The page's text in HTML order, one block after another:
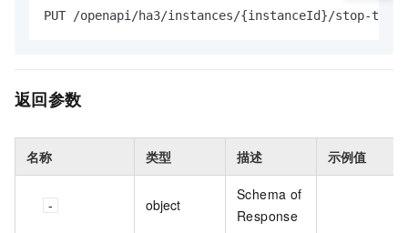
PUT /openapi/ha3/instances/{instanceId}/stop-
返回参数
名称 类型 描述 示例值
object
Schema of
Response